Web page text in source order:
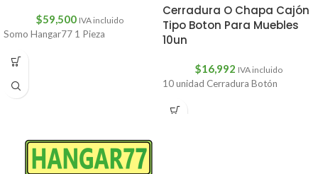
$59,500 IVA incluido
Somo Hangar77 1 Pieza
Cerradura O Chapa Cajón
Tipo Boton Para Muebles
10un
$16,992 IVA incluido
10 unidad Cerradura Botón